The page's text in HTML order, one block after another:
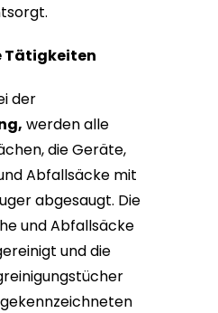
Tätigkeiten
der
werden alle
die Geräte,
Abfallsäcke mit
abgesaugt. Die
und Abfallsäcke
und die